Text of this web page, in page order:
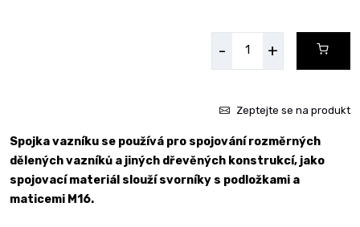
- +
Zeptejte se na produkt
Spojka vazníku se používá pro spojování rozměrných
dělených vazníků a jiných dřevěných konstrukcí, jako
spojovací materiál slouží svorníky s podložkami a
maticemi M16.